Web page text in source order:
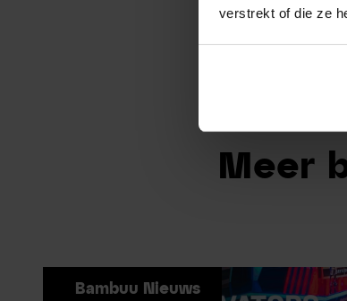
verstrekt of die ze
Meer
Bambuu Nieuws